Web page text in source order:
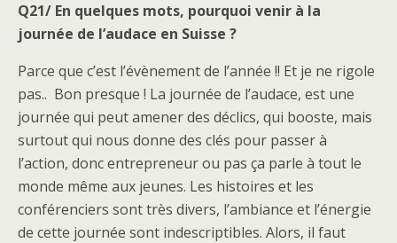
Q21/ En quelques mots, pourquoi venir à la
journée de l’audace en Suisse ?
Parce que c’est l’évènement de l’année !! Et je ne rigole
pas.. Bon presque ! La journée de l’audace, est une
journée qui peut amener des déclics, qui booste, mais
surtout qui nous donne des clés pour passer à
l’action, donc entrepreneur ou pas ça parle à tout le
monde même aux jeunes. Les histoires et les
conférenciers sont très divers, l’ambiance et l’énergie
de cette journée sont indescriptibles. Alors, il faut